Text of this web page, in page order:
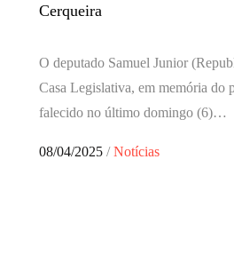
Cerqueira
O deputado Samuel Junior
Casa Legislativa, em memória do
falecido no último domingo (6)…
Posted
08/04/2025 Notícias